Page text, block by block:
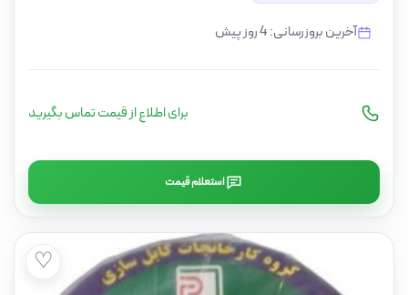
آخرین بروزرسانی: 4 روز پیش
برای اطلاع از قیمت تماس بگیرید
استعلام قیمت
♡